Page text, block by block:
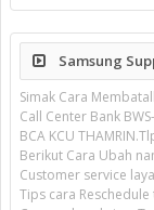
Samsung
Simak Cara
Call Center Bank
BCA KCU
Berikut Cara Ubah
Customer service
Tips cara